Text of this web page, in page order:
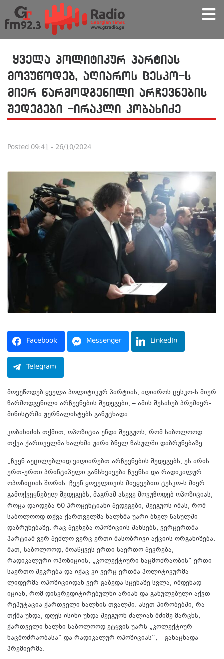
ყველა პოლიტიკურ პარტიას
მოვუწოდებ, აღიაროს ცესკო-ს
მიერ წარმოდგენილი არჩევნების
შედეგები -ირაკლი კობახიძე
Posted 09:41 - 26/10/2024
Facebook Messenger LinkedIn
Telegram
მოვუწოდებ ყველა პოლიტიკურ პარტიას, აღიაროს ცესკო-ს მიერ
წარმოდგენილი არჩევნების შედეგები, – ამის შესახებ პრემიერ-
მინისტრმა ჟურნალისტებს განუცხადა.
კობახიძის თქმით, ოპოზიცია უნდა შეეგუოს, რომ საბოლოოდ
თქვა ქართველმა ხალხმა უარი ბნელ წასულში დაბრუნებაზე.
„ჩვენ აუცილებლად ვაღიარებთ არჩევნების შედეგებს, ეს არის
ერთ-ერთი პრინციპული განსხვავება ჩვენსა და რადიკალურ
ოპოზიციას შორის. ჩვენ ყოველთვის მივყვებით ცესკო-ს მიერ
გამოქვეყნებულ შედეგებს, მაგრამ ასევე მოვუწოდებ ოპოზიციას,
როცა დაიდება 60 პროცენტიანი შედეგები, შეეგუოს იმას, რომ
საბოლოოდ თქვა ქართველმა ხალხმა უარი ბნელ წასულში
დაბრუნებაზე. რაც შეეხება ოპოზიციის შანსებს, ვერცერთმა
პარტიამ ვერ შეძლო ვერც ერთი მასობრივი აქციის ორგანიზება.
მათ, საბოლოოდ, მოაწყვეს ერთი საერთო შეკრება,
რადიკალური ოპოზიციის, „კოლექტიური ნაცმოძრაობის“ ერთი
საერთო შეკრება და იქაც კი ვერც ერთმა პოლიტიკურმა
ლიდერმა ოპოზიციიდან ვერ გაბედა სცენაზე სვლა, იმდენად
იციან, რომ დისკრედიტირებულნი არიან და განულებული აქვთ
რეპუტაცია ქართველი ხალხის თვალში. ასეთ პირობებში, რა
თქმა უნდა, დღეს ისინი უნდა შეეგუონ ძალიან მძიმე მარცხს,
ქართველი ხალხი საბოლოოდ ეტყვის უარს „კოლექტიურ
ნაცმოძრაობასა“ და რადიკალურ ოპოზიციას“, – განაცხადა
პრემიერმა.